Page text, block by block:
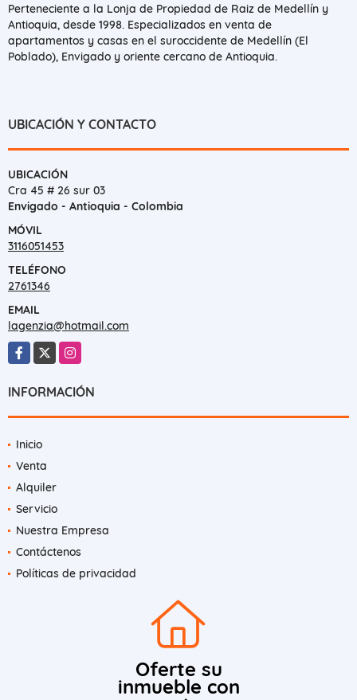
Perteneciente a la Lonja de Propiedad de Raiz de Medellín y
Antioquia, desde 1998. Especializados en venta de
apartamentos y casas en el suroccidente de Medellín (El
Poblado), Envigado y oriente cercano de Antioquia.
UBICACIÓN Y CONTACTO
UBICACIÓN
Cra 45 # 26 sur 03
Envigado - Antioquia - Colombia
MÓVIL
3116051453
TELÉFONO
2761346
EMAIL
lagenzia@hotmail.com
Facebook
X Instagram
INFORMACIÓN
Inicio
Venta
Alquiler
Servicio
Nuestra Empresa
Contáctenos
Políticas de privacidad
Oferte su
inmueble con